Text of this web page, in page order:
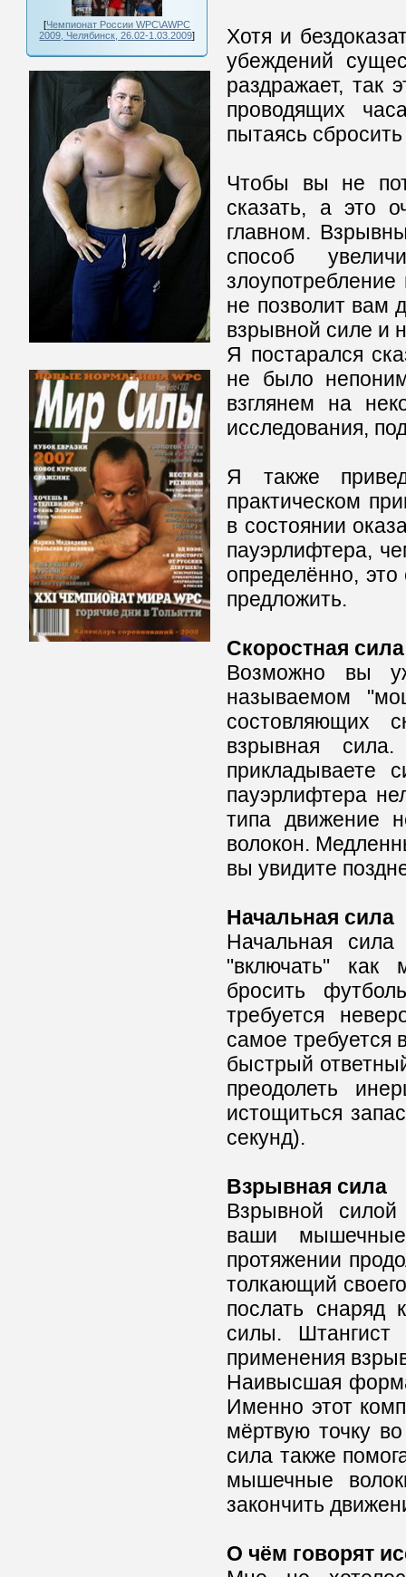
[Чемпионат России WPC\AWPC
2009, Челябинск, 26.02-1.03.2009]
Хотя и
убеждений
раздражает, так
проводящих
пытаясь
Чтобы вы не
сказать, а это
главном.
способ
не позволит вам
взрывной силе и
Я постарался
не было
взглянем на
исследования,
Я также
практическом
в состоянии
пауэрлифтера,
определённо,
предложить.
Скоростная сила
Возможно вы
называемом
состовляющих
взрывная
прикладываете
пауэрлифтера
типа движение
волокон.
вы увидите
Начальная сила
Начальная сила
"включать"
бросить
требуется
самое требуется
быстрый
преодолеть
истощиться
секунд).
Взрывная сила
Взрывной силой
ваши
протяжении
толкающий
послать
силы. Штангист
применения
Наивысшая
Именно этот
мёртвую точку
сила также
мышечные
закончить
О чём говорят